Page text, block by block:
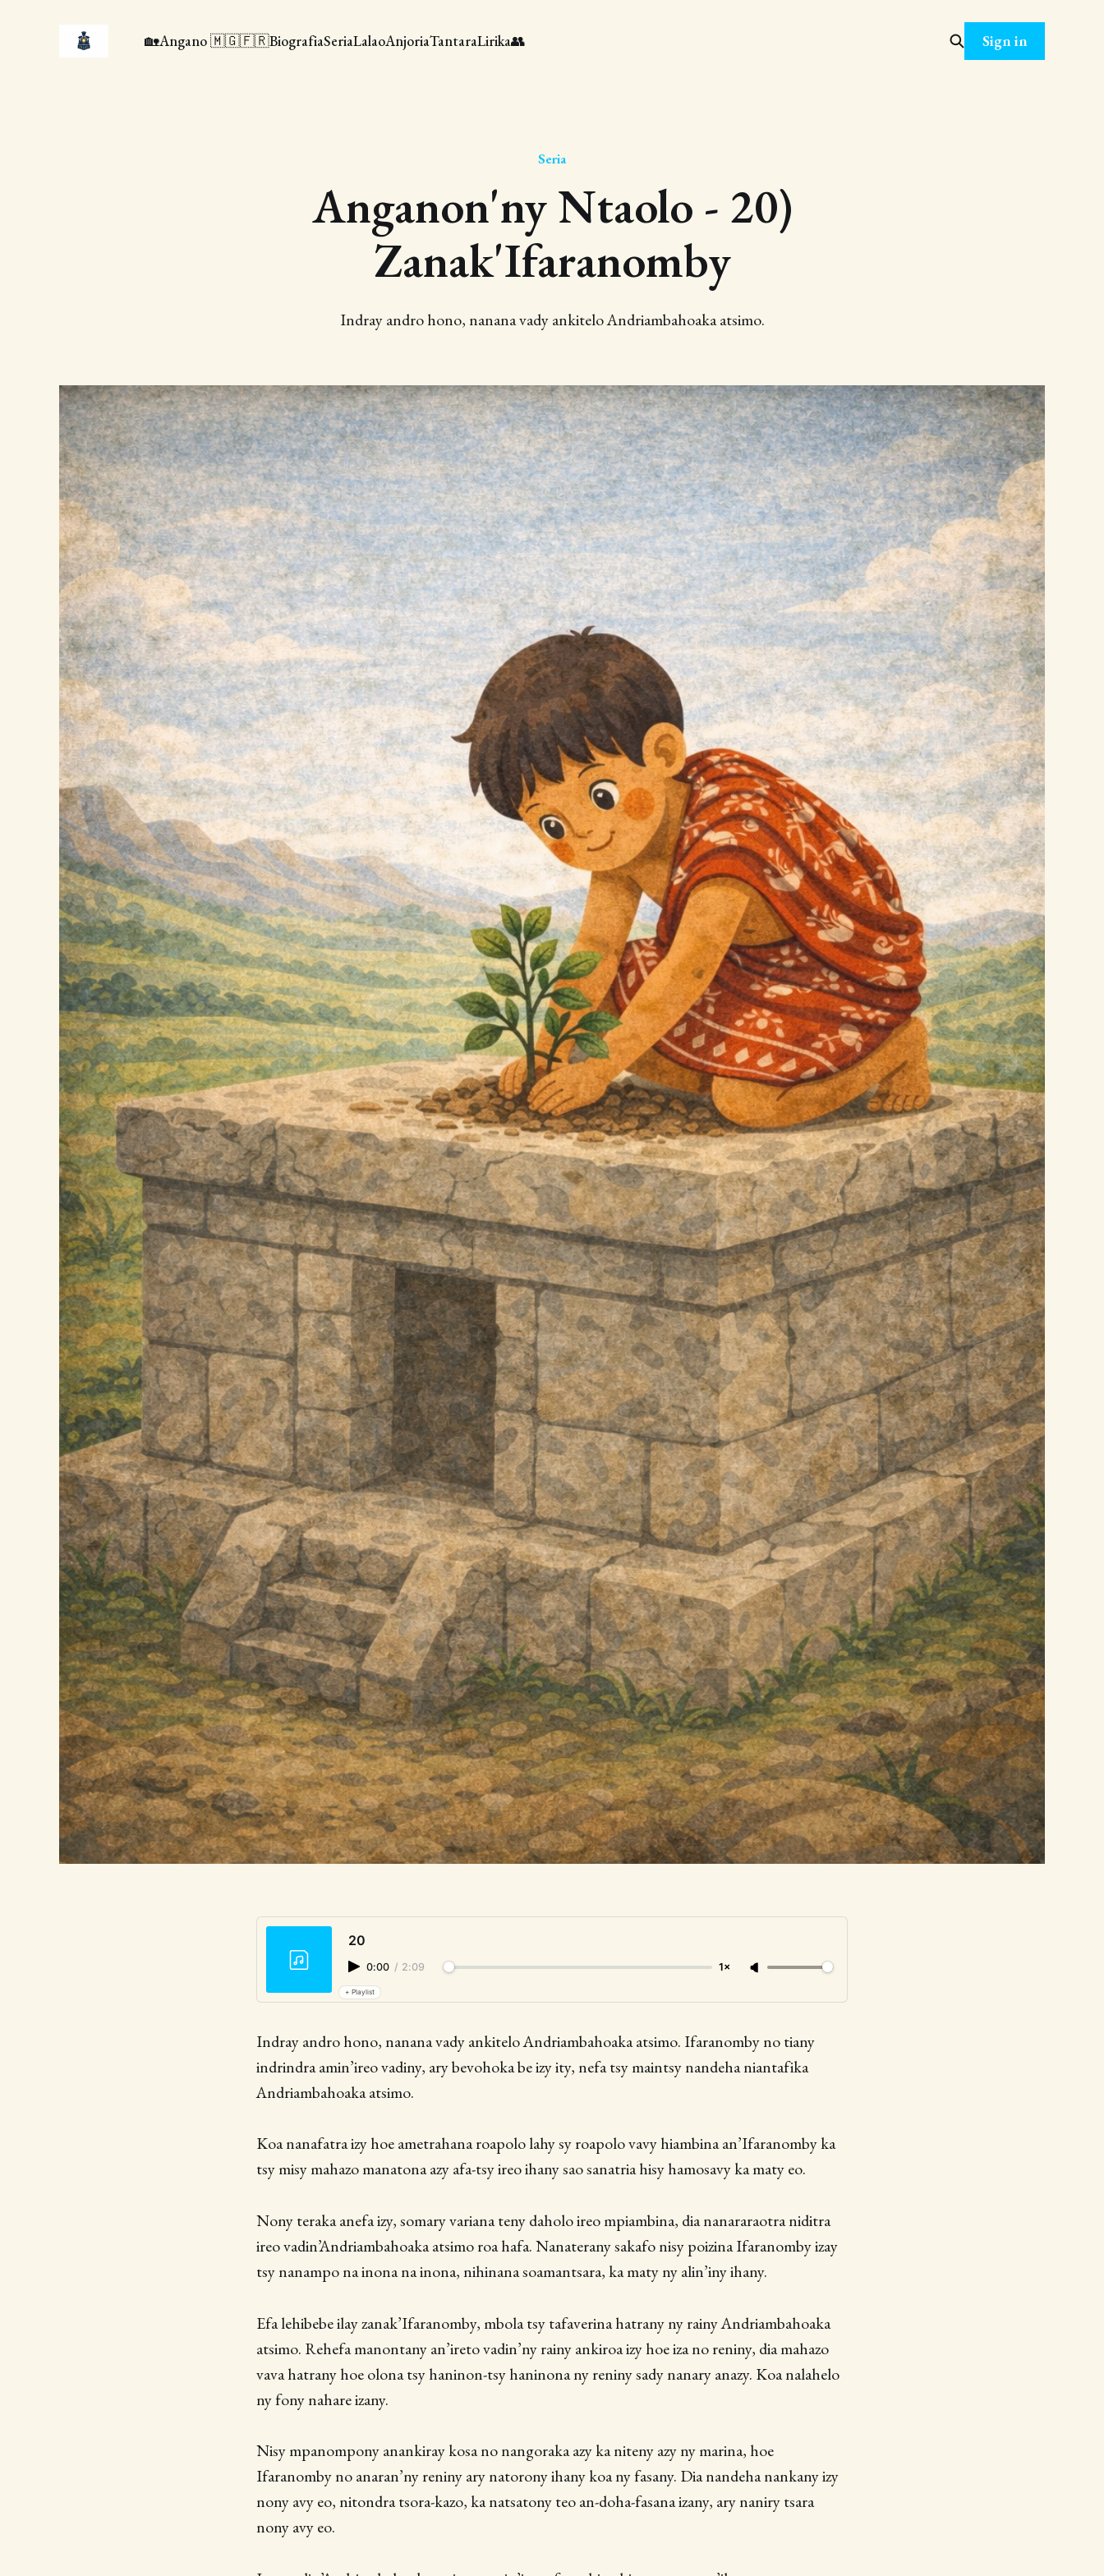
🏡Angano 🇲🇬🇫🇷BiografiaSeriaLalaoAnjoriaTantaraLirika👥 Sign in
Seria
Anganon'ny Ntaolo - 20)
Zanak'Ifaranomby
Indray andro hono, nanana vady ankitelo Andriambahoaka atsimo.
20
0:00 / 2:09 1×
+ Playlist
Indray andro hono, nanana vady ankitelo Andriambahoaka atsimo. Ifaranomby no tiany
indrindra amin’ireo vadiny, ary bevohoka be izy ity, nefa tsy maintsy nandeha niantafika
Andriambahoaka atsimo.
Koa nanafatra izy hoe ametrahana roapolo lahy sy roapolo vavy hiambina an’Ifaranomby ka
tsy misy mahazo manatona azy afa-tsy ireo ihany sao sanatria hisy hamosavy ka maty eo.
Nony teraka anefa izy, somary variana teny daholo ireo mpiambina, dia nanararaotra niditra
ireo vadin’Andriambahoaka atsimo roa hafa. Nanaterany sakafo nisy poizina Ifaranomby izay
tsy nanampo na inona na inona, nihinana soamantsara, ka maty ny alin’iny ihany.
Efa lehibebe ilay zanak’Ifaranomby, mbola tsy tafaverina hatrany ny rainy Andriambahoaka
atsimo. Rehefa manontany an’ireto vadin’ny rainy ankiroa izy hoe iza no reniny, dia mahazo
vava hatrany hoe olona tsy haninon-tsy haninona ny reniny sady nanary anazy. Koa nalahelo
ny fony nahare izany.
Nisy mpanompony anankiray kosa no nangoraka azy ka niteny azy ny marina, hoe
Ifaranomby no anaran’ny reniny ary natorony ihany koa ny fasany. Dia nandeha nankany izy
nony avy eo, nitondra tsora-kazo, ka natsatony teo an-doha-fasana izany, ary naniry tsara
nony avy eo.